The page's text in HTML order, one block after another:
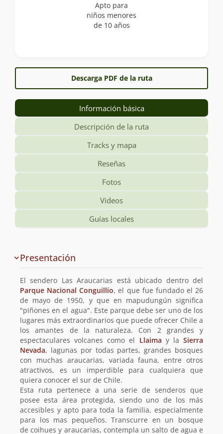
Apto para
niños menores
de 10 años
Descarga PDF de la ruta
Información básica
Descripción de la ruta
Tracks y mapa
Reseñas
Fotos
Videos
Guías locales
y
planificación
de
la
ruta
Presentación
El sendero Las Araucarias está ubicado dentro del
Parque Nacional Conguillío, el que fue fundado el 26
de mayo de 1950, y que en mapudungún significa
"piñones en el agua". Este parque debe ser uno de los
lugares más extraordinarios que puede ofrecer Chile a
los amantes de la naturaleza. Con 2 grandes y
espectaculares volcanes como el Llaima y laSierra
Nevada, lagunas por todas partes, grandes bosques
con muchas araucarias, variada fauna, entre otros
atractivos, es un imperdible para cualquiera que
quiera conocer el sur de Chile.
Esta ruta pertenece a una serie de senderos que
posee esta área protegida, siendo uno de los más
accesibles y apto para toda la familia, especialmente
para los mas pequeños. Transcurre en un bosque
de coihues y araucarias, contempla un salto de agua e